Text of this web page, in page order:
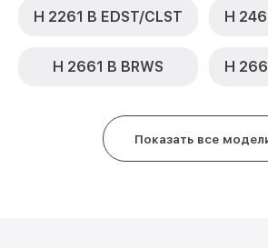
H 2261 B EDST/CLST H
H 2661 B BRWS H
Показать все